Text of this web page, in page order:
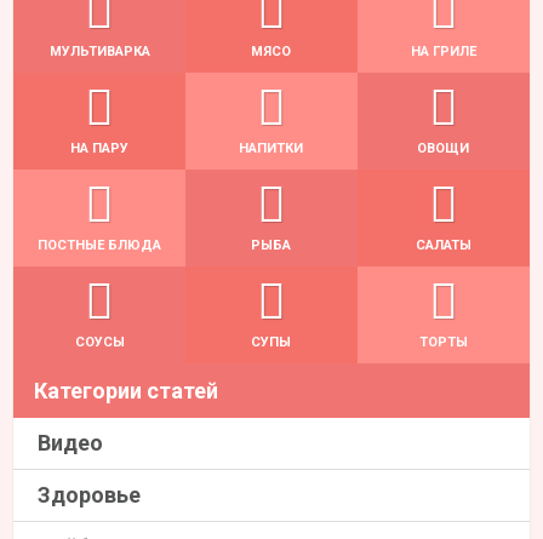
МУЛЬТИВАРКА МЯСО НА ГРИЛЕ
НА ПАРУ НАПИТКИ ОВОЩИ
ПОСТНЫЕ БЛЮДА РЫБА САЛАТЫ
СОУСЫ СУПЫ ТОРТЫ
Категории статей
Видео
Здоровье